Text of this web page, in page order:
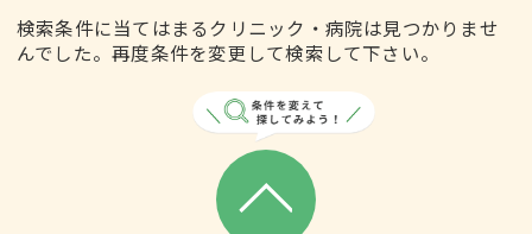
検索条件に当てはまるクリニック・病院は見つかりませ
んでした。再度条件を変更して検索して下さい。